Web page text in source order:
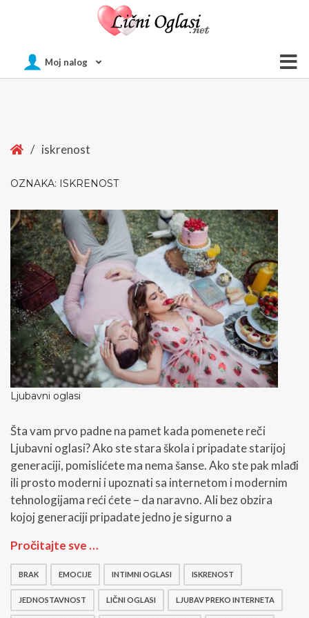
Moj nalog
Home
/ iskrenost
OZNAKA: ISKRENOST
Ljubavni oglasi
Šta vam prvo padne na pamet kada pomenete reči
Ljubavni oglasi? Ako ste stara škola i pripadate starijoj
generaciji, pomislićete ma nema šanse. Ako ste pak mlađi
ili prosto moderni i upoznati sa internetom i modernim
tehnologijama reći ćete – da naravno. Ali bez obzira
kojoj generaciji pripadate jedno je sigurno a
L
b
v
Pročitajte sve …
BRAK EMOCIJE INTIMNI OGLASI ISKRENOST
JEDNOSTAVNOST LIČNI OGLASI LJUBAV PREKO INTERNETA